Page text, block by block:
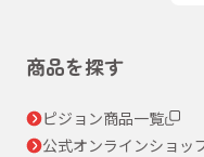
商品を探す
ピジョン商品一覧
公式オンラインショッ